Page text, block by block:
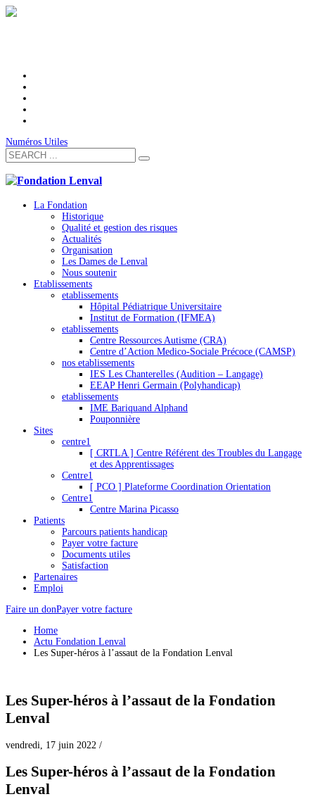
Numéros Utiles
La Fondation
Historique
Qualité et gestion des risques
Actualités
Organisation
Les Dames de Lenval
Nous soutenir
Etablissements
etablissements
Hôpital Pédiatrique Universitaire
Institut de Formation (IFMEA)
etablissements
Centre Ressources Autisme (CRA)
Centre d’Action Medico-Sociale Précoce (CAMSP)
nos etablissements
IES Les Chanterelles (Audition – Langage)
EEAP Henri Germain (Polyhandicap)
etablissements
IME Bariquand Alphand
Pouponnière
Sites
centre1
[ CRTLA ] Centre Référent des Troubles du Langage
et des Apprentissages
Centre1
[ PCO ] Plateforme Coordination Orientation
Centre1
Centre Marina Picasso
Patients
Parcours patients handicap
Payer votre facture
Documents utiles
Satisfaction
Partenaires
Emploi
Faire un donPayer votre facture
Home
Actu Fondation Lenval
Les Super-héros à l’assaut de la Fondation Lenval
Les Super-héros à l’assaut de la Fondation
Lenval
vendredi, 17 juin 2022 /
Les Super-héros à l’assaut de la Fondation
Lenval